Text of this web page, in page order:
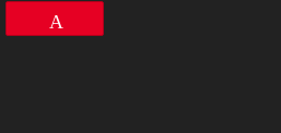
Compartilhar